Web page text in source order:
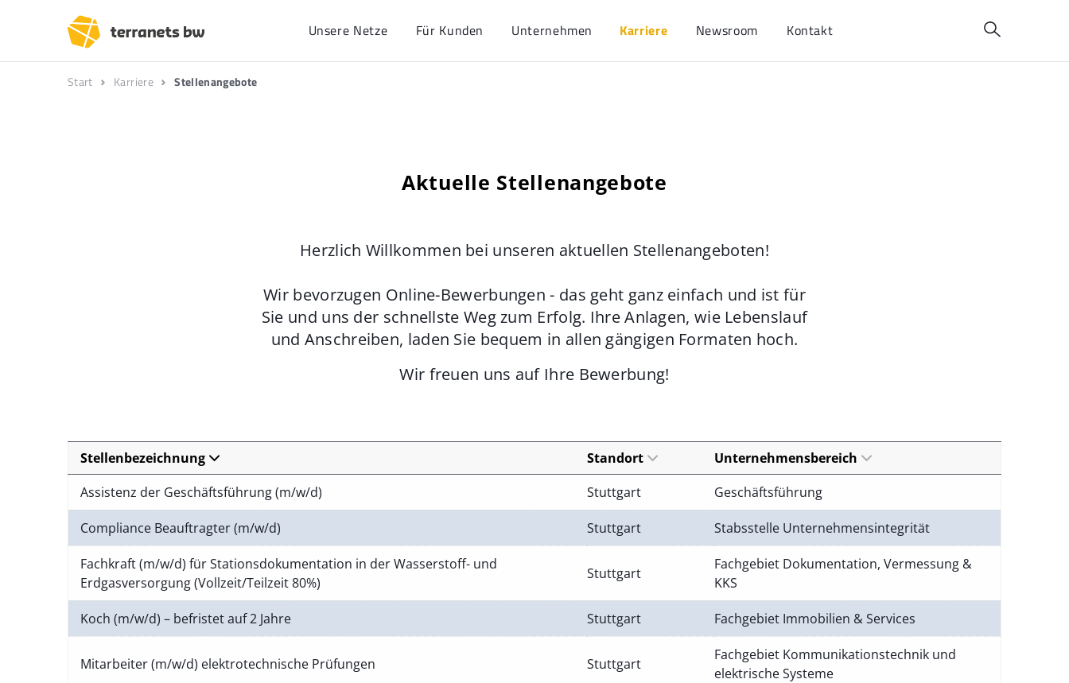
Unsere Netze Für Kunden Unternehmen Karriere Newsroom Kontakt
Start Karriere Stellenangebote
Aktuelle Stellenangebote
Herzlich Willkommen bei unseren aktuellen Stellenangeboten!
Wir bevorzugen Online-Bewerbungen - das geht ganz einfach und ist für
Sie und uns der schnellste Weg zum Erfolg. Ihre Anlagen, wie Lebenslauf
und Anschreiben, laden Sie bequem in allen gängigen Formaten hoch.
Wir freuen uns auf Ihre Bewerbung!
Stellenbezeichnung Standort
Unternehmensbereich
Assistenz der Geschäftsführung (m/w/d)
Stuttgart Geschäftsführung
Compliance Beauftragter (m/w/d) Stuttgart Stabsstelle Unternehmensintegrität
Fachkraft (m/w/d) für Stationsdokumentation in der Wasserstoff- und
Erdgasversorgung (Vollzeit/Teilzeit 80%)
Stuttgart
Fachgebiet Dokumentation, Vermessung &
KKS
Koch (m/w/d) – befristet auf 2 Jahre Stuttgart Fachgebiet Immobilien & Services
Mitarbeiter (m/w/d) elektrotechnische Prüfungen Stuttgart
Fachgebiet Kommunikationstechnik und
elektrische Systeme